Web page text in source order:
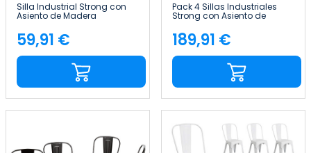
Silla Industrial Strong con
Asiento de Madera
Precio
59,91 €
Pack 4 Sillas Industriales
Strong con Asiento de
Madera 45x54x85cm Thinia
Home
Precio
189,91 €